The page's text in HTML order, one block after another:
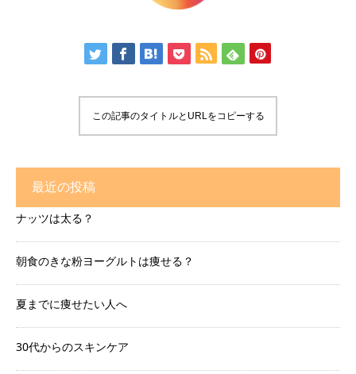
この記事のタイトルとURLをコピーする
最近の投稿
ナッツは太る？
朝食のきな粉ヨーグルトは痩せる？
夏までに痩せたい人へ
30代からのスキンケア